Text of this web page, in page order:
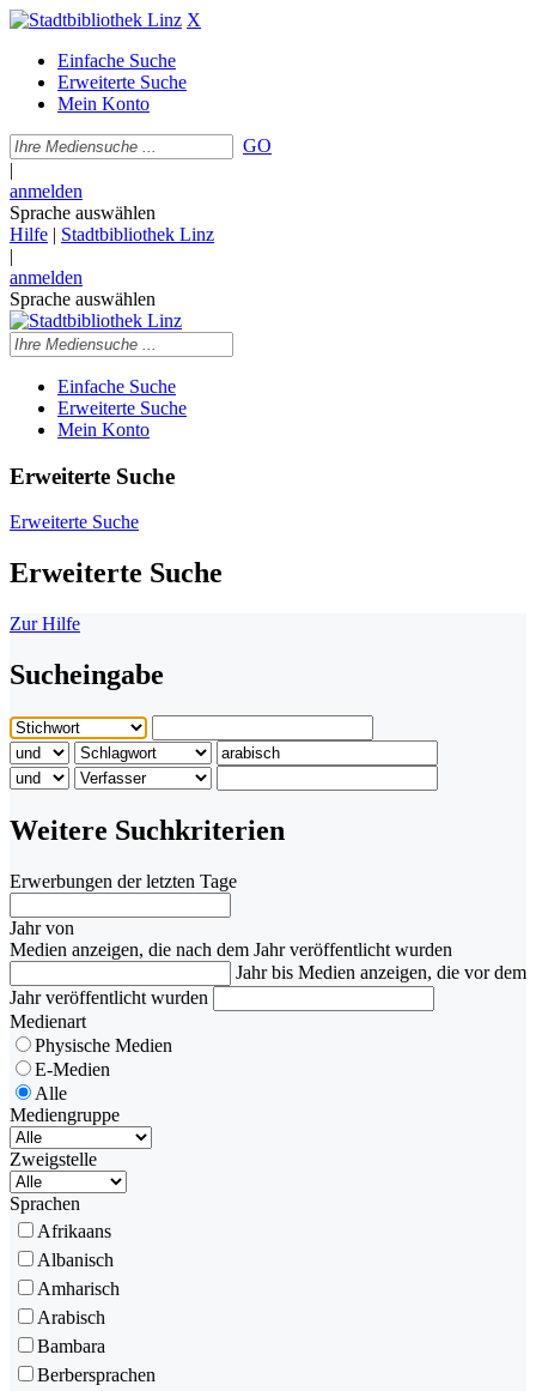
X
Einfache Suche
Erweiterte Suche
Mein Konto
GO
|
anmelden
Sprache auswählen
Hilfe | Stadtbibliothek Linz
|
anmelden
Sprache auswählen
Einfache Suche
Erweiterte Suche
Mein Konto
Erweiterte Suche
Erweiterte Suche
Erweiterte Suche
Zur Hilfe
Sucheingabe
Weitere Suchkriterien
Erwerbungen der letzten Tage
Jahr von
Medien anzeigen, die nach dem Jahr veröffentlicht wurden
Jahr bis Medien anzeigen, die vor dem
Jahr veröffentlicht wurden
Medienart
Physische Medien
E-Medien
Alle
Mediengruppe
Zweigstelle
Sprachen
Afrikaans
Albanisch
Amharisch
Arabisch
Bambara
Berbersprachen